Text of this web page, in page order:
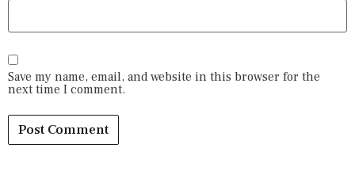
Save my name, email, and website in this browser for the
next time I comment.